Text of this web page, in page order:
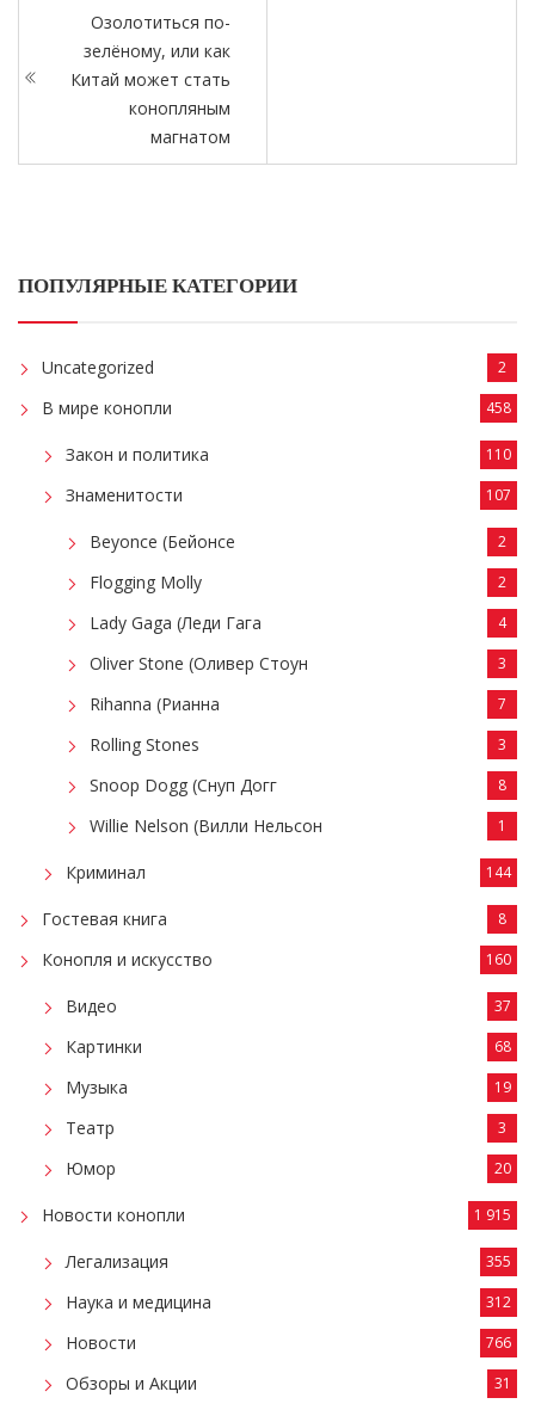
Озолотиться по-
зелёному, или как
Китай может стать
конопляным
магнатом
ПОПУЛЯРНЫЕ КАТЕГОРИИ
Uncategorized 2
В мире конопли 458
Закон и политика 110
Знаменитости 107
Beyonce (Бейонсе 2
Flogging Molly 2
Lady Gaga (Леди Гага 4
Oliver Stone (Оливер Стоун 3
Rihanna (Рианна 7
Rolling Stones 3
Snoop Dogg (Снуп Догг 8
Willie Nelson (Вилли Нельсон 1
Криминал 144
Гостевая книга 8
Конопля и искусство 160
Видео 37
Картинки 68
Музыка 19
Театр 3
Юмор 20
Новости конопли 1 915
Легализация 355
Наука и медицина 312
Новости 766
Обзоры и Акции 31